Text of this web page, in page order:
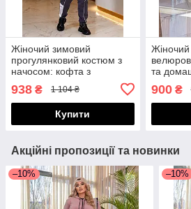
Жіночий зимовий
прогулянковий костюм з
начосом: кофта з
стразами, батал великі
розміри
938 ₴ 1 104 ₴
Купити
Жіночий
та
розміри
900₴
Акційні пропозиції та новинки
–10% –10%